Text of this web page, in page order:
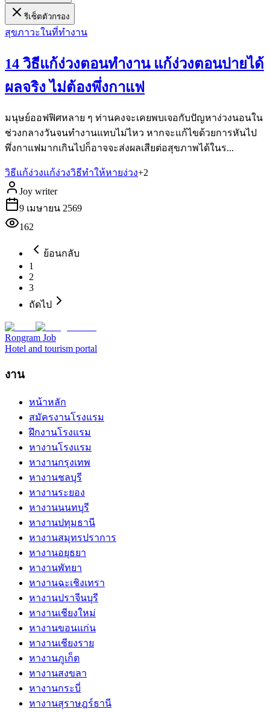
รีเซ็ตตัวกรอง
สุขภาวะในที่ทำงาน
14 วิธีแก้ง่วงตอนทำงาน แก้ง่วงตอนบ่ายได้
ผลจริง ไม่ต้องพึ่งกาแฟ
มนุษย์ออฟฟิศหลาย ๆ ท่านคงจะเคยพบเจอกับปัญหาง่วงนอนใน
ช่วงกลางวันจนทำงานแทบไม่ไหว หากจะแก้ไขด้วยการหันไป
พึ่งกาแฟมากเกินไปก็อาจจะส่งผลเสียต่อสุขภาพได้ในร...
วิธีแก้ง่วงแก้ง่วงวิธีทําให้หายง่วง+2
Joy writer
9 เมษายน 2569
162
ย้อนกลับ
1
2
3
ถัดไป
Rongram Job
Hotel and tourism portal
งาน
หน้าหลัก
สมัครงานโรงแรม
ฝึกงานโรงแรม
หางานโรงแรม
หางานกรุงเทพ
หางานชลบุรี
หางานระยอง
หางานนนทบุรี
หางานปทุมธานี
หางานสมุทรปราการ
หางานอยุธยา
หางานพัทยา
หางานฉะเชิงเทรา
หางานปราจีนบุรี
หางานเชียงใหม่
หางานขอนแก่น
หางานเชียงราย
หางานภูเก็ต
หางานสงขลา
หางานกระบี่
หางานสุราษฎร์ธานี